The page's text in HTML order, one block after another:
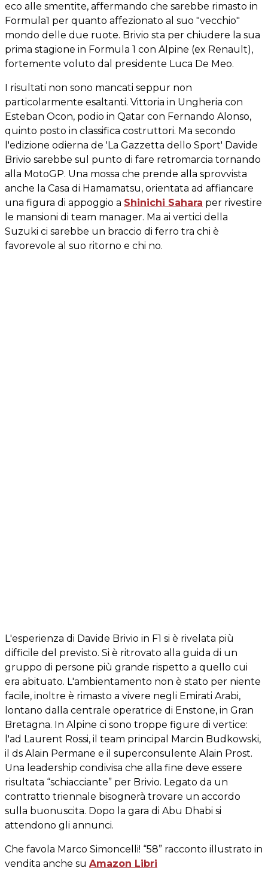
eco alle smentite, affermando che sarebbe rimasto in
Formula1 per quanto affezionato al suo "vecchio"
mondo delle due ruote. Brivio sta per chiudere la sua
prima stagione in Formula 1 con Alpine (ex Renault),
fortemente voluto dal presidente Luca De Meo.
I risultati non sono mancati seppur non
particolarmente esaltanti. Vittoria in Ungheria con
Esteban Ocon, podio in Qatar con Fernando Alonso,
quinto posto in classifica costruttori. Ma secondo
l'edizione odierna de 'La Gazzetta dello Sport' Davide
Brivio sarebbe sul punto di fare retromarcia tornando
alla MotoGP. Una mossa che prende alla sprovvista
anche la Casa di Hamamatsu, orientata ad affiancare
una figura di appoggio a Shinichi Sahara per rivestire
le mansioni di team manager. Ma ai vertici della
Suzuki ci sarebbe un braccio di ferro tra chi è
favorevole al suo ritorno e chi no.
L'esperienza di Davide Brivio in F1 si è rivelata più
difficile del previsto. Si è ritrovato alla guida di un
gruppo di persone più grande rispetto a quello cui
era abituato. L'ambientamento non è stato per niente
facile, inoltre è rimasto a vivere negli Emirati Arabi,
lontano dalla centrale operatrice di Enstone, in Gran
Bretagna. In Alpine ci sono troppe figure di vertice:
l'ad Laurent Rossi, il team principal Marcin Budkowski,
il ds Alain Permane e il superconsulente Alain Prost.
Una leadership condivisa che alla fine deve essere
risultata “schiacciante” per Brivio. Legato da un
contratto triennale bisognerà trovare un accordo
sulla buonuscita. Dopo la gara di Abu Dhabi si
attendono gli annunci.
Che favola Marco Simoncelli! “58” racconto illustrato in
vendita anche su Amazon Libri